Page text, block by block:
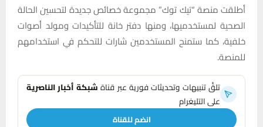
أطلقت منصة “تيك توك” مجموعة خصائص جديدة لتحسين الحالة
الصحية لمستخدميها، ومنها دفتر خانة للتأكيدات ومولد أصوات
خلفية، كما ستمنح المستخدمين شارات للتحكم في استخدامهم
للمنصة.
تلقَّ تنبيهات وتحديثات فورية عبر قناةشبكة أخبار الناصرية
على التليغرام
انضم للقناة